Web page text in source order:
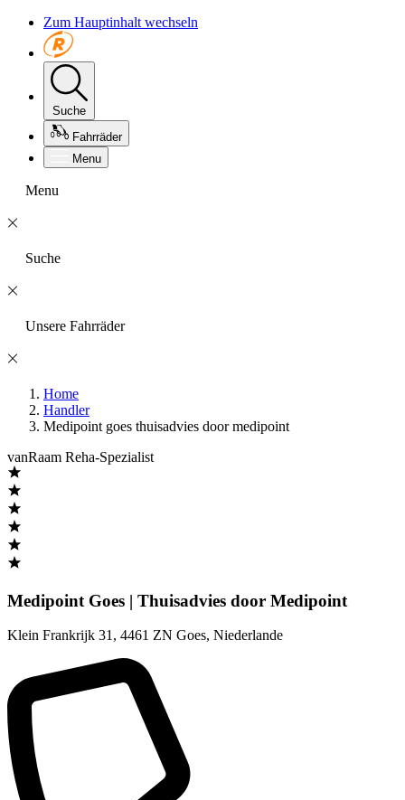
Zum Hauptinhalt wechseln
Suche
Fahrräder
Menu
Menu
Suche
Unsere Fahrräder
Home
Handler
Medipoint goes thuisadvies door medipoint
vanRaam Reha-Spezialist
Medipoint Goes | Thuisadvies door Medipoint
Klein Frankrijk 31, 4461 ZN Goes, Niederlande